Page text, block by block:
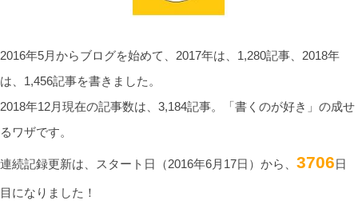
2016年5月からブログを始めて、2017年は、1,280記事、2018年
は、1,456記事を書きました。
2018年12月現在の記事数は、3,184記事。「書くのが好き」の成せ
るワザです。
連続記録更新は、スタート日（2016年6月17日）から、 3706日
目になりました！